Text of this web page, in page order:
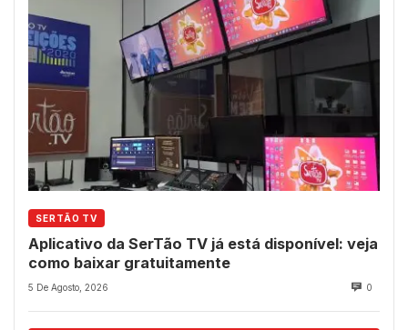
SERTÃO TV
Aplicativo da SerTão TV já está disponível: veja
como baixar gratuitamente
5 De Agosto, 2026 0